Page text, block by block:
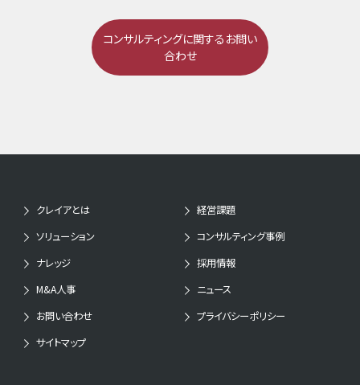
コンサルティングに関するお問い
合わせ
クレイアとは
経営課題
ソリューション
コンサルティング事例
ナレッジ
採用情報
M&A人事
ニュース
お問い合わせ
プライバシーポリシー
サイトマップ